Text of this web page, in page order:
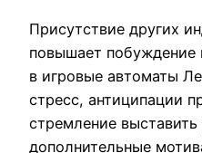
Присутствие других
повышает побуждение
в игровые автоматы
стресс, антиципации
стремление
дополнительные